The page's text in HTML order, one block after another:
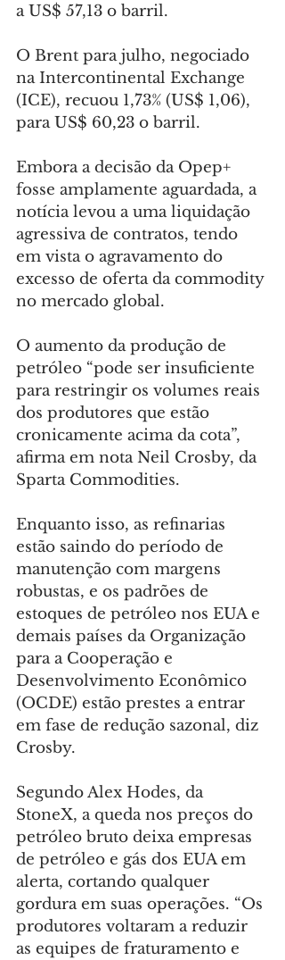
a US$ 57,13 o barril.
O Brent para julho, negociado
na Intercontinental Exchange
(ICE), recuou 1,73% (US$ 1,06),
para US$ 60,23 o barril.
Embora a decisão da Opep+
fosse amplamente aguardada, a
notícia levou a uma liquidação
agressiva de contratos, tendo
em vista o agravamento do
excesso de oferta da commodity
no mercado global.
O aumento da produção de
petróleo “pode ser insuficiente
para restringir os volumes reais
dos produtores que estão
cronicamente acima da cota”,
afirma em nota Neil Crosby, da
Sparta Commodities.
Enquanto isso, as refinarias
estão saindo do período de
manutenção com margens
robustas, e os padrões de
estoques de petróleo nos EUA e
demais países da Organização
para a Cooperação e
Desenvolvimento Econômico
(OCDE) estão prestes a entrar
em fase de redução sazonal, diz
Crosby.
Segundo Alex Hodes, da
StoneX, a queda nos preços do
petróleo bruto deixa empresas
de petróleo e gás dos EUA em
alerta, cortando qualquer
gordura em suas operações. “Os
produtores voltaram a reduzir
as equipes de fraturamento e